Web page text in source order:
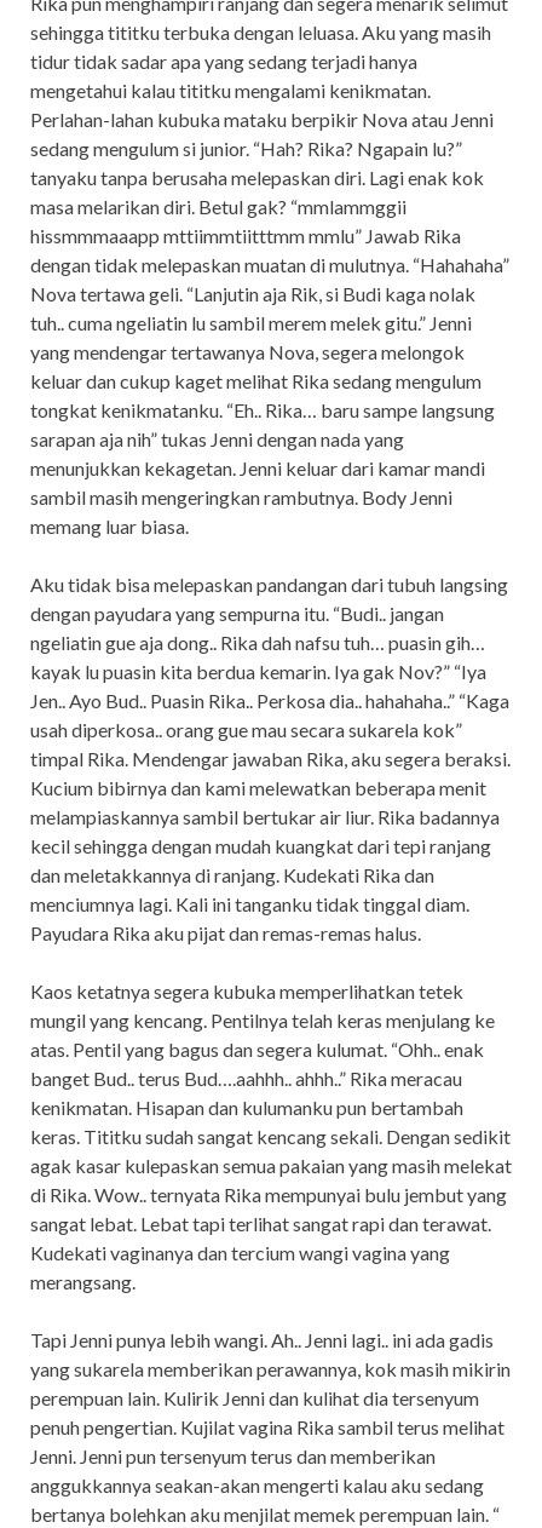
sehingga tititku terbuka dengan leluasa. Aku yang masih
tidur tidak sadar apa yang sedang terjadi hanya
mengetahui kalau tititku mengalami kenikmatan.
Perlahan-lahan kubuka mataku berpikir Nova atau Jenni
sedang mengulum si junior. “Hah? Rika? Ngapain lu?”
tanyaku tanpa berusaha melepaskan diri. Lagi enak kok
masa melarikan diri. Betul gak? “mmlammggii
hissmmmaaapp mttiimmtiitttmm mmlu” Jawab Rika
dengan tidak melepaskan muatan di mulutnya. “Hahahaha”
Nova tertawa geli. “Lanjutin aja Rik, si Budi kaga nolak
tuh.. cuma ngeliatin lu sambil merem melek gitu.” Jenni
yang mendengar tertawanya Nova, segera melongok
keluar dan cukup kaget melihat Rika sedang mengulum
tongkat kenikmatanku. “Eh.. Rika… baru sampe langsung
sarapan aja nih” tukas Jenni dengan nada yang
menunjukkan kekagetan. Jenni keluar dari kamar mandi
sambil masih mengeringkan rambutnya. Body Jenni
memang luar biasa.
Aku tidak bisa melepaskan pandangan dari tubuh langsing
dengan payudara yang sempurna itu. “Budi.. jangan
ngeliatin gue aja dong.. Rika dah nafsu tuh… puasin gih…
kayak lu puasin kita berdua kemarin. Iya gak Nov?” “Iya
Jen.. Ayo Bud.. Puasin Rika.. Perkosa dia.. hahahaha..” “Kaga
usah diperkosa.. orang gue mau secara sukarela kok”
timpal Rika. Mendengar jawaban Rika, aku segera beraksi.
Kucium bibirnya dan kami melewatkan beberapa menit
melampiaskannya sambil bertukar air liur. Rika badannya
kecil sehingga dengan mudah kuangkat dari tepi ranjang
dan meletakkannya di ranjang. Kudekati Rika dan
menciumnya lagi. Kali ini tanganku tidak tinggal diam.
Payudara Rika aku pijat dan remas-remas halus.
Kaos ketatnya segera kubuka memperlihatkan tetek
mungil yang kencang. Pentilnya telah keras menjulang ke
atas. Pentil yang bagus dan segera kulumat. “Ohh.. enak
banget Bud.. terus Bud….aahhh.. ahhh..” Rika meracau
kenikmatan. Hisapan dan kulumanku pun bertambah
keras. Tititku sudah sangat kencang sekali. Dengan sedikit
agak kasar kulepaskan semua pakaian yang masih melekat
di Rika. Wow.. ternyata Rika mempunyai bulu jembut yang
sangat lebat. Lebat tapi terlihat sangat rapi dan terawat.
Kudekati vaginanya dan tercium wangi vagina yang
merangsang.
Tapi Jenni punya lebih wangi. Ah.. Jenni lagi.. ini ada gadis
yang sukarela memberikan perawannya, kok masih mikirin
perempuan lain. Kulirik Jenni dan kulihat dia tersenyum
penuh pengertian. Kujilat vagina Rika sambil terus melihat
Jenni. Jenni pun tersenyum terus dan memberikan
anggukkannya seakan-akan mengerti kalau aku sedang
bertanya bolehkan aku menjilat memek perempuan lain. “